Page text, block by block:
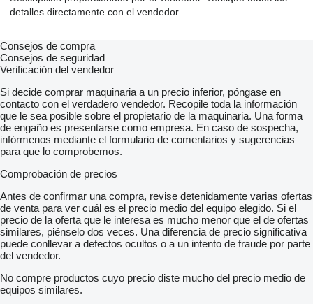
detalles directamente con el vendedor.
Consejos de compra
Consejos de seguridad
Verificación del vendedor
Si decide comprar maquinaria a un precio inferior, póngase en
contacto con el verdadero vendedor. Recopile toda la información
que le sea posible sobre el propietario de la maquinaria. Una forma
de engaño es presentarse como empresa. En caso de sospecha,
infórmenos mediante el formulario de comentarios y sugerencias
para que lo comprobemos.
Comprobación de precios
Antes de confirmar una compra, revise detenidamente varias ofertas
de venta para ver cuál es el precio medio del equipo elegido. Si el
precio de la oferta que le interesa es mucho menor que el de ofertas
similares, piénselo dos veces. Una diferencia de precio significativa
puede conllevar a defectos ocultos o a un intento de fraude por parte
del vendedor.
No compre productos cuyo precio diste mucho del precio medio de
equipos similares.